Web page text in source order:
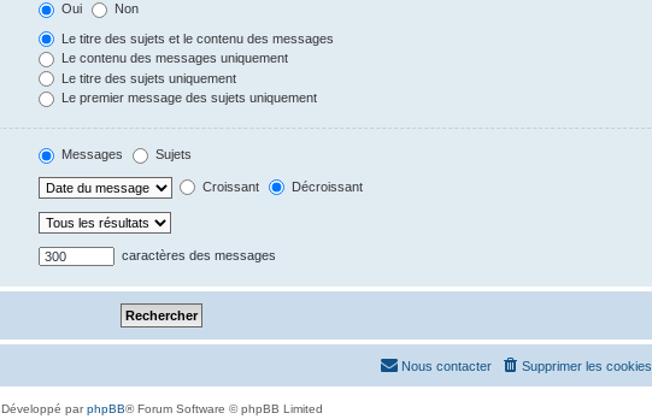
Oui Non
Le titre des sujets et le contenu des messages
Le contenu des messages uniquement
Le titre des sujets uniquement
Le premier message des sujets uniquement
Messages Sujets
Croissant Décroissant
caractères des messages
Supprimer les cookies
Nous contacter
Développé parphpBB® Forum Software © phpBB Limited